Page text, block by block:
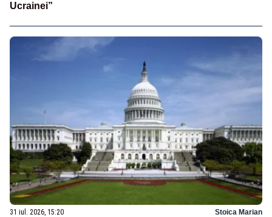
Ucrainei”
31 iul. 2026, 15:20 Stoica Marian